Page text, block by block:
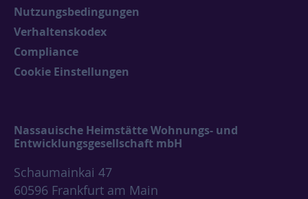
Nutzungsbedingungen
Verhaltenskodex
Compliance
Cookie Einstellungen
Nassauische Heimstätte Wohnungs- und
Entwicklungsgesellschaft mbH
Schaumainkai 47
60596 Frankfurt am Main